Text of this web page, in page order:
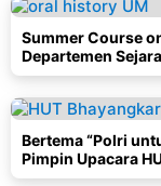
Summer Course
Departemen
Bertema “Polri
Pimpin Upacara